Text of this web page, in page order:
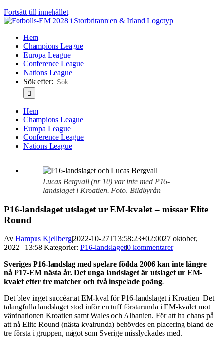
Fortsätt till innehållet
Hem
Champions League
Europa League
Conference League
Nations League
Sök efter:
Hem
Champions League
Europa League
Conference League
Nations League
Lucas Bergvall (nr 10) var inte med P16-
landslaget i Kroatien. Foto: Bildbyrån
P16-landslaget utslaget ur EM-kvalet – missar Elite
Round
Av Hampus Kjellberg|2022-10-27T13:58:23+02:0027 oktober,
2022 | 13:58|Kategorier: P16-landslaget|0 kommentarer
Sveriges P16-landslag med spelare födda 2006 kan inte längre
nå P17-EM nästa år. Det unga landslaget är utslaget ur EM-
kvalet efter tre matcher och två inspelade poäng.
Det blev inget succéartat EM-kval för P16-landslaget i Kroatien. Det
talangfulla landslaget stod inför en tuff förstarunda i EM-kvalet mot
värdnationen Kroatien samt Wales och Albanien. För att ha chans på
att nå Elite Round (nästa kvalrunda) behövdes en placering bland de
tre första i gruppen, något som Sverige misslyckades med.